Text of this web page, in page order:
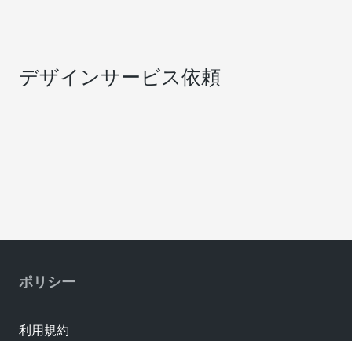
デザインサービス依頼
ポリシー
利用規約